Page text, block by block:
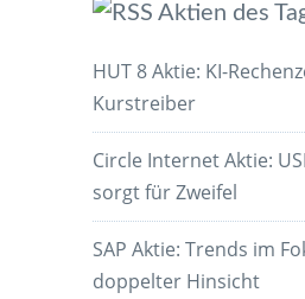
Aktien des
HUT 8 Aktie: KI-
Kurstreiber
Circle Internet Aktie:
sorgt für Zweifel
SAP Aktie: Trends im
doppelter Hinsicht